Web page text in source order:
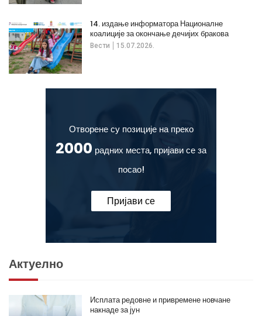
Вести 15.07.2026.
14. издање информатора Националне
коалиције за окончање дечијих бракова
Отворене су позиције на преко
2000 радних места, пријави се за
посао!
Пријави се
Актуелно
Исплата редовне и привремене новчане
накнаде за јун